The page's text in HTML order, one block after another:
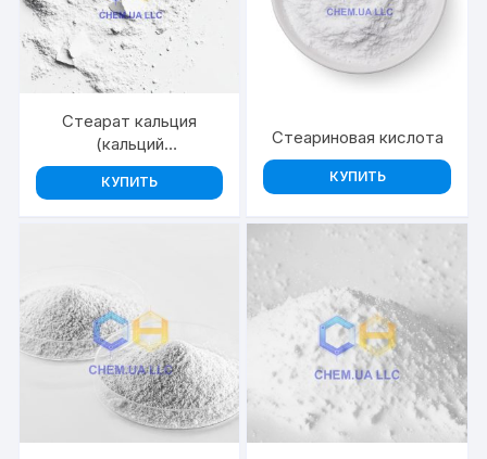
Стеарат кальция
(кальций
стеариновокислый)
КУПИТЬ
Стеариновая кислота
КУПИТЬ